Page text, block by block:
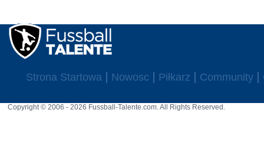
Strona Startowa Nowosc Piłkarz Community
Copyright © 2006 - 2026 Fussball-Talente.com. All Rights Reserved.